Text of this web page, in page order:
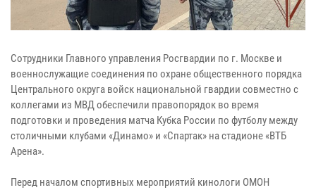
Сотрудники Главного управления Росгвардии по г. Москве и
военнослужащие соединения по охране общественного порядка
Центрального округа войск национальной гвардии совместно с
коллегами из МВД обеспечили правопорядок во время
подготовки и проведения матча Кубка России по футболу между
столичными клубами «Динамо» и «Спартак» на стадионе «ВТБ
Арена».
Перед началом спортивных мероприятий кинологи ОМОН